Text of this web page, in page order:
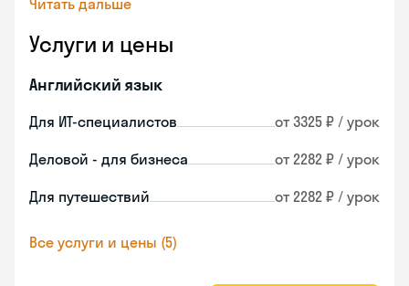
Читать дальше
Услуги и цены
Английский язык
Для ИТ-специалистов от 3325 ₽ / урок
Деловой - для бизнеса от 2282 ₽ / урок
Для путешествий от 2282 ₽ / урок
Все услуги и цены (5)